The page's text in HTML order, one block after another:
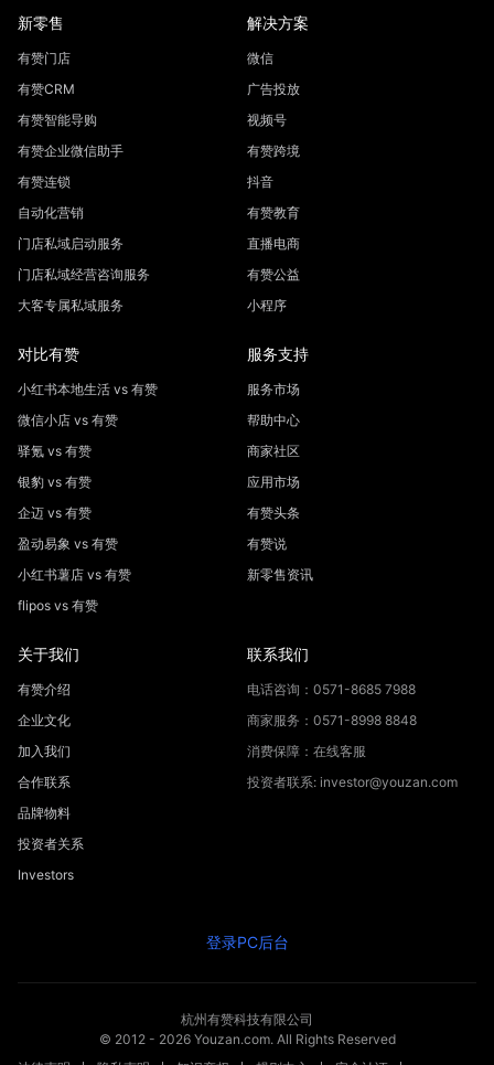
新零售
有赞门店
有赞CRM
有赞智能导购
有赞企业微信助手
有赞连锁
自动化营销
门店私域启动服务
门店私域经营咨询服务
大客专属私域服务
解决方案
微信
广告投放
视频号
有赞跨境
抖音
有赞教育
直播电商
有赞公益
小程序
对比有赞
小红书本地生活 vs 有赞
微信小店 vs 有赞
驿氪 vs 有赞
银豹 vs 有赞
企迈 vs 有赞
盈动易象 vs 有赞
小红书薯店 vs 有赞
flipos vs 有赞
服务支持
服务市场
帮助中心
商家社区
应用市场
有赞头条
有赞说
新零售资讯
关于我们
有赞介绍
企业文化
加入我们
合作联系
品牌物料
投资者关系
Investors
联系我们
电话咨询：0571-8685 7988
商家服务：0571-8998 8848
消费保障：在线客服
投资者联系: investor@youzan.com
登录PC后台
杭州有赞科技有限公司
© 2012 - 2026Youzan.com. All Rights Reserved